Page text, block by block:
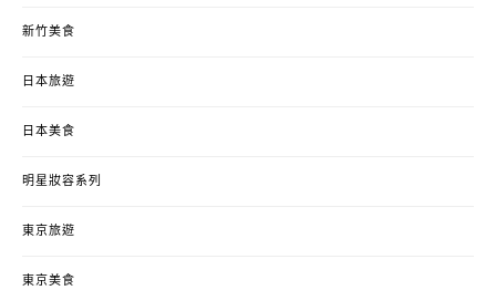
新竹美食
日本旅遊
日本美食
明星妝容系列
東京旅遊
東京美食